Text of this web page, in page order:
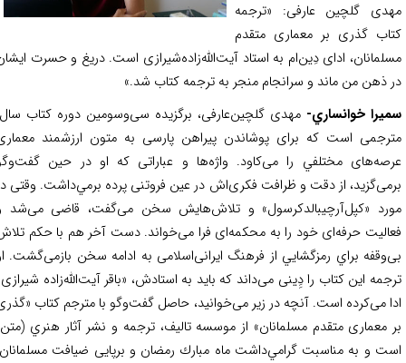
گلچین عارفی: «ترجمه
گذری بر معماری متقدم
ادای دِین‌ام به استاد آیت‌الله‌زاده‌شیرازی است. دريغ و حسرت ايشان
ذهن من ماند و سرانجام منجر به ترجمه كتاب شد.»
خوانساري-مهدی گلچین‌عارفی، برگزیده سی‌و‌سومین دوره کتاب سال،
است که برای پوشاندن پیراهن پارسی به متون ارزشمند معماری
مختلفي را می‌کاود. واژه‌ها و عباراتی که او در حین گفت‌وگو
از دقت و ظرافت فکری‌اش در عین فروتنی پرده برمي‌داشت. وقتی در
«كپل‌آرچيبالد‌كرسول» و تلاش‌هایش سخن می‌گفت، قاضی می‌شد و
حرفه‌ای خود را به محکمه‌ای فرا می‌خواند. دست آخر هم با حکم تلاش‌
براي رمزگشايي از فرهنگ‌ ایرانی‌اسلامی به ادامه سخن بازمی‌گشت. او
این کتاب را دِِینی می‌داند که باید به استادش، «باقر آیت‌الله‌‌زاده شیرازی»
می‌کرده است. آنچه در زیر می‌خوانید، حاصل گفت‌وگو با مترجم کتاب «گذری
معماری متقدم مسلمانان» از موسسه تاليف، ترجمه و نشر آثار هنري (متن)
و به مناسبت گرامي‌داشت ماه مبارك‌ رمضان و برپایی ضیافت مسلمانان،